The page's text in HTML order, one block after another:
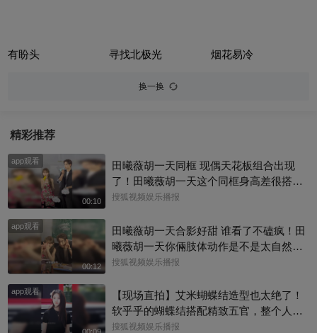
有盼头 寻找北极光 烟花易冷
换一换
精彩推荐
app观看
00:10
田曦薇胡一天同框 现偶天花板组合出现
了！田曦薇胡一天这个同框身高差很搭
呀，一高一低温柔适配，光是同框就已经
搜狐视频娱乐播报
app观看
00:12
田曦薇胡一天合影好甜 谁看了不磕疯！田
曦薇胡一天你倆肢体动作是不是太自然
了，下意识的互动松弛又好嗑，现偶CP感
搜狐视频娱乐播报
app观看
【现场直拍】艾米蝴蝶结造型也太绝了！
软乎乎的蝴蝶结搭配精致五官，整个人灵
气满满难怪大家都说艾米是大花幼年体，
搜狐视频娱乐播报